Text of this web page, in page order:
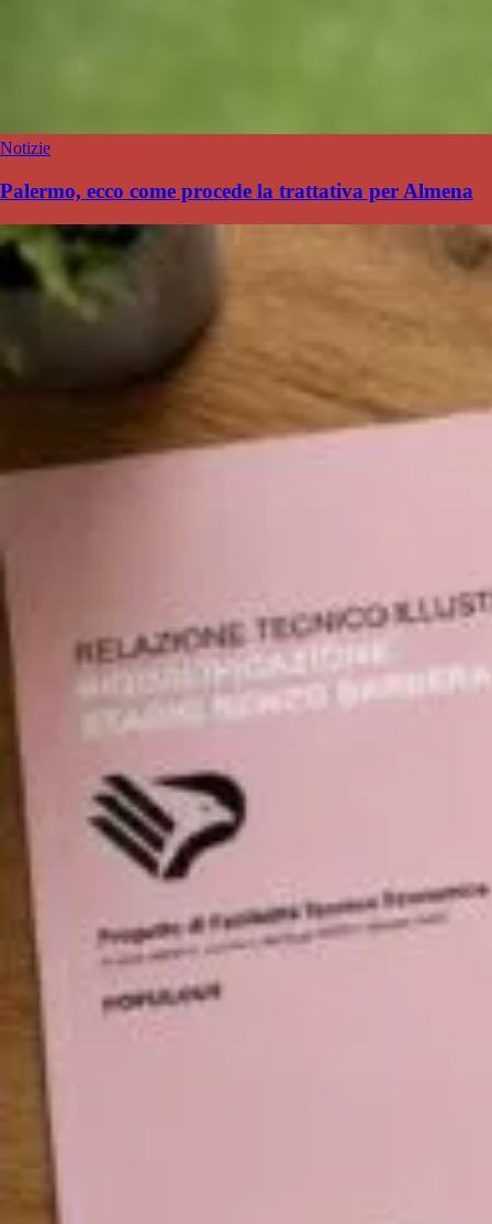
Notizie
Palermo, ecco come procede la trattativa per Almena